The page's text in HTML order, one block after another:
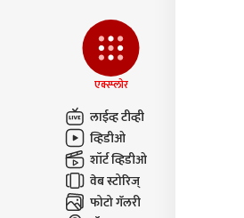
एक्स्प्लोर
लाईव्ह टीव्ही
व्हिडीओ
शॉर्ट व्हिडीओ
वेब स्टोरिज्
फोटो गॅलरी